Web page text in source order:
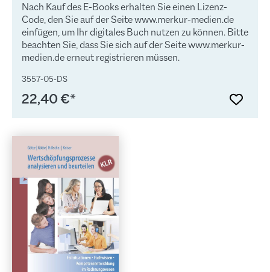
Nach Kauf des E-Books erhalten Sie einen Lizenz-
Code, den Sie auf der Seite www.merkur-medien.de
einfügen, um Ihr digitales Buch nutzen zu können. Bitte
beachten Sie, dass Sie sich auf der Seite www.merkur-
medien.de erneut registrieren müssen.
3557-05-DS
22,40 €*